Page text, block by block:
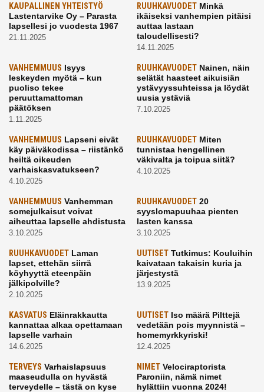
KAUPALLINEN YHTEISTYÖ
Lastentarvike Oy – Parasta
lapsellesi jo vuodesta 1967
21.11.2025
RUUHKAVUODETMinkä
ikäiseksi vanhempien pitäisi
auttaa lastaan
taloudellisesti?
14.11.2025
VANHEMMUUS Isyys
leskeyden myötä – kun
puoliso tekee
peruuttamattoman
päätöksen
1.11.2025
RUUHKAVUODETNainen, näin
selätät haasteet aikuisiän
ystävyyssuhteissa ja löydät
uusia ystäviä
7.10.2025
VANHEMMUUS Lapseni eivät
käy päiväkodissa – riistänkö
heiltä oikeuden
varhaiskasvatukseen?
4.10.2025
RUUHKAVUODETMiten
tunnistaa hengellinen
väkivalta ja toipua siitä?
4.10.2025
VANHEMMUUS Vanhemman
somejulkaisut voivat
aiheuttaa lapselle ahdistusta
3.10.2025
RUUHKAVUODET20
syyslomapuuhaa pienten
lasten kanssa
3.10.2025
RUUHKAVUODET Laman
lapset, ettehän siirrä
köyhyyttä eteenpäin
jälkipolville?
2.10.2025
UUTISETTutkimus: Kouluihin
kaivataan takaisin kuria ja
järjestystä
13.9.2025
KASVATUS Eläinrakkautta
kannattaa alkaa opettamaan
lapselle varhain
14.6.2025
UUTISETIso määrä Pilttejä
vedetään pois myynnistä –
homemyrkkyriski!
12.4.2025
TERVEYS Varhaislapsuus
maaseudulla on hyvästä
terveydelle – tästä on kyse
NIMETVelociraptorista
Paroniin, nämä nimet
hylättiin vuonna 2024!